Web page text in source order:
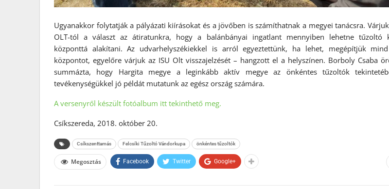
Ugyanakkor folytatják a pályázati kiírásokat és a jövőben is számíthatnak a megyei tanácsra. Várjuk
OLT-tól a választ az átiratunkra, hogy a balánbányai ingatlant mennyiben lehetne tűzoltó
központtá alakítani. Az udvarhelyszékiekkel is arról egyeztettünk, ha lehet, megépítjük
központot, egyelőre várjuk az ISU Olt visszajelzését – hangzott el a helyszínen. Borboly Csaba
summázta, hogy Hargita megye a leginkább aktív megye az önkéntes tűzoltók
tevékenységükkel jó példát mutatunk az egész ország számára.
A versenyről készült fotóalbum itt tekinthető meg.
Csíkszereda, 2018. október 20.
Csíkszenttamás Felcsíki Tűzoltó Vándorkupa önkéntes tűzoltók
Megosztás Facebook Twitter Google+